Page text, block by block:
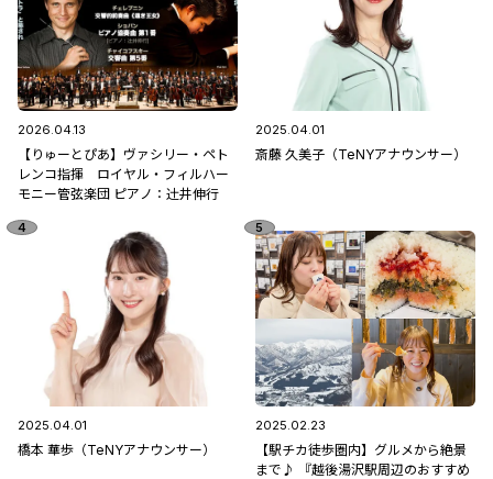
2026.04.13
【りゅーとぴあ】ヴァシリー・ペト
レンコ指揮 ロイヤル・フィルハー
モニー管弦楽団 ピアノ：辻󠄀井伸行
2025.04.01
斎藤 久美子（TeNYアナウンサー）
2025.04.01
橋本 華歩（TeNYアナウンサー）
2025.02.23
【駅チカ徒歩圏内】グルメから絶景
まで♪ 『越後湯沢駅周辺のおすすめ